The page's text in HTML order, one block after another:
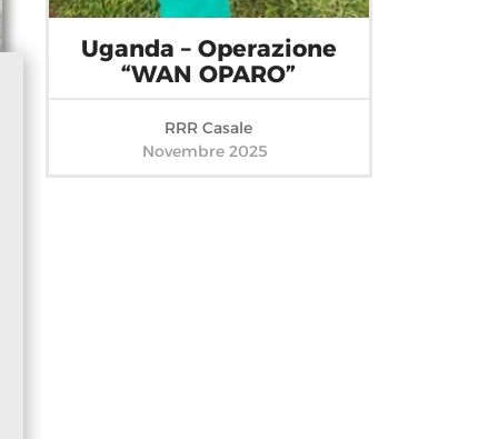
Uganda – Operazione
“WAN OPARO”
RRR Casale
Novembre 2025